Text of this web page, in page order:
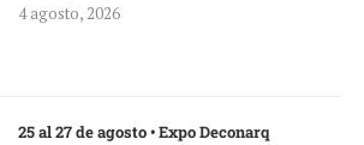
4 agosto, 2026
25 al 27 de agosto • Expo Deconarq